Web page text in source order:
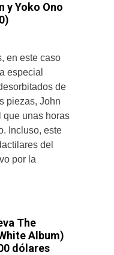
y Yoko Ono
en este caso
especial
de
piezas, John
que unas horas
Incluso, este
del
por la
The
Album)
dólares